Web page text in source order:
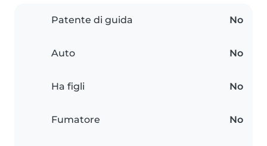
Patente di guida No
Auto No
Ha figli No
Fumatore No